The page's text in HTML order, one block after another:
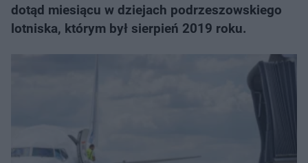
dotąd miesiącu w dziejach podrzeszowskiego
lotniska, którym był sierpień 2019 roku.